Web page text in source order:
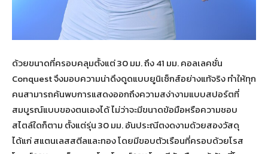
ด้วยขนาดที่ครอบคลุมตั้งแต่ 30 มม. ถึง 41 มม. คอลเลคชั่น
Conquest จึงมอบความน่าดึงดูดแบบยูนิเซ็กส์อย่างแท้จริง ทำให้ทุก
คนสามารถค้นพบการแสดงออกถึงความสง่างามแบบสปอร์ตที่
สมบูรณ์แบบของตนเองได้ ไม่ว่าจะมีขนาดข้อมือหรือความชอบ
สไตล์ใดก็ตาม ตั้งแต่รุ่น 30 มม. อันประณีตงดงามด้วยสองวัสดุ
ได้แก่ สแตนเลสสตีลและทอง โดยมีขอบตัวเรือนที่ครอบด้วยโรส